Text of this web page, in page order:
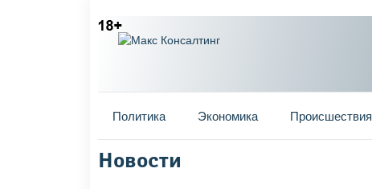
Главное меню
Политика Экономика Происшествия
Вы здесь
Новости